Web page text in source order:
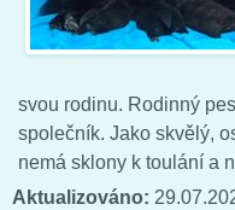
svou rodinu. Rodinný
společník. Jako skvělý,
nemá sklony k toulání a
Aktualizováno: